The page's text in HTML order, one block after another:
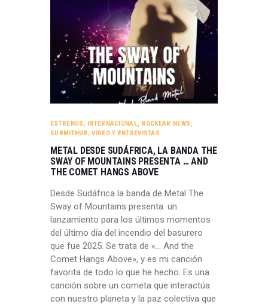
ESTRENOS INTERNACIONAL ROCKEAR NEWS
SUBMITHUB
,VIDEO Y ENTREVISTAS
METAL DESDE SUDÁFRICA, LA BANDA THE
SWAY OF MOUNTAINS PRESENTA … AND
THE COMET HANGS ABOVE
Desde Sudáfrica la banda de Metal The
Sway of Mountains presenta: un
lanzamiento para los últimos momentos
del último día del incendio del basurero
que fue 2025. Se trata de «… And the
Comet Hangs Above», y es mi canción
favorita de todo lo que he hecho. Es una
canción sobre un cometa que interactúa
con nuestro planeta y la paz colectiva que